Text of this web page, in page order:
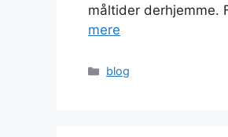
måltider derhjemme.
mere
Kategorier
blog